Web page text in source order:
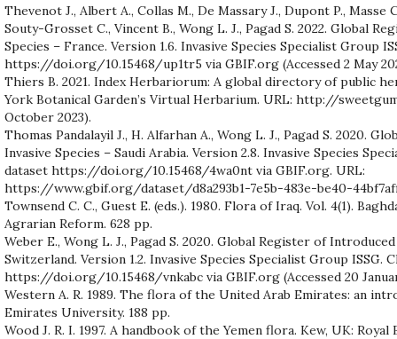
Thevenot J., Albert A., Collas M., De Massary J., Dupont P., Masse
Souty-Grosset C., Vincent B., Wong L. J., Pagad S. 2022. Global
Species – France. Version 1.6. Invasive Species Specialist Group
https://doi.org/10.15468/up1tr5 via GBIF.org (Accessed 2 May
Thiers B. 2021. Index Herbariorum: A global directory of public
York Botanical Garden’s Virtual Herbarium. URL: http://
October 2023).
Thomas Pandalayil J., H. Alfarhan A., Wong L. J., Pagad S. 2020.
Invasive Species – Saudi Arabia. Version 2.8. Invasive Species
dataset https://doi.org/10.15468/4wa0nt via GBIF.org. URL:
https://www.gbif.org/dataset/d8a293b1-7e5b-483e-be40-
Townsend C. C., Guest E. (eds.). 1980. Flora of Iraq. Vol. 4(1).
Agrarian Reform. 628 pp.
Weber E., Wong L. J., Pagad S. 2020. Global Register of
Switzerland. Version 1.2. Invasive Species Specialist Group ISSG.
https://doi.org/10.15468/vnkabc via GBIF.org (Accessed 20
Western A. R. 1989. The flora of the United Arab Emirates: an
Emirates University. 188 pp.
Wood J. R. I. 1997. A handbook of the Yemen flora. Kew, UK: Royal